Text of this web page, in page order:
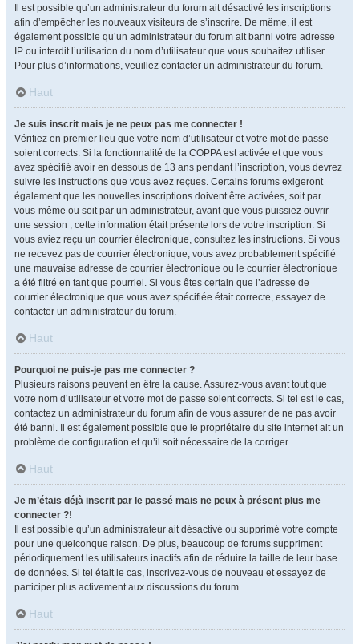
Il est possible qu’un administrateur du forum ait désactivé les inscriptions
afin d’empêcher les nouveaux visiteurs de s’inscrire. De même, il est
également possible qu’un administrateur du forum ait banni votre adresse
IP ou interdit l’utilisation du nom d’utilisateur que vous souhaitez utiliser.
Pour plus d’informations, veuillez contacter un administrateur du forum.
Haut
Je suis inscrit mais je ne peux pas me connecter !
Vérifiez en premier lieu que votre nom d’utilisateur et votre mot de passe
soient corrects. Si la fonctionnalité de la COPPA est activée et que vous
avez spécifié avoir en dessous de 13 ans pendant l’inscription, vous devrez
suivre les instructions que vous avez reçues. Certains forums exigeront
également que les nouvelles inscriptions doivent être activées, soit par
vous-même ou soit par un administrateur, avant que vous puissiez ouvrir
une session ; cette information était présente lors de votre inscription. Si
vous aviez reçu un courrier électronique, consultez les instructions. Si vous
ne recevez pas de courrier électronique, vous avez probablement spécifié
une mauvaise adresse de courrier électronique ou le courrier électronique
a été filtré en tant que pourriel. Si vous êtes certain que l’adresse de
courrier électronique que vous avez spécifiée était correcte, essayez de
contacter un administrateur du forum.
Haut
Pourquoi ne puis-je pas me connecter ?
Plusieurs raisons peuvent en être la cause. Assurez-vous avant tout que
votre nom d’utilisateur et votre mot de passe soient corrects. Si tel est le cas,
contactez un administrateur du forum afin de vous assurer de ne pas avoir
été banni. Il est également possible que le propriétaire du site internet ait un
problème de configuration et qu’il soit nécessaire de la corriger.
Haut
Je m’étais déjà inscrit par le passé mais ne peux à présent plus me
connecter ?!
Il est possible qu’un administrateur ait désactivé ou supprimé votre compte
pour une quelconque raison. De plus, beaucoup de forums suppriment
périodiquement les utilisateurs inactifs afin de réduire la taille de leur base
de données. Si tel était le cas, inscrivez-vous de nouveau et essayez de
participer plus activement aux discussions du forum.
Haut